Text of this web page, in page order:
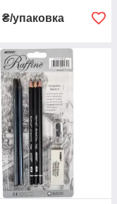
₴/упаковка